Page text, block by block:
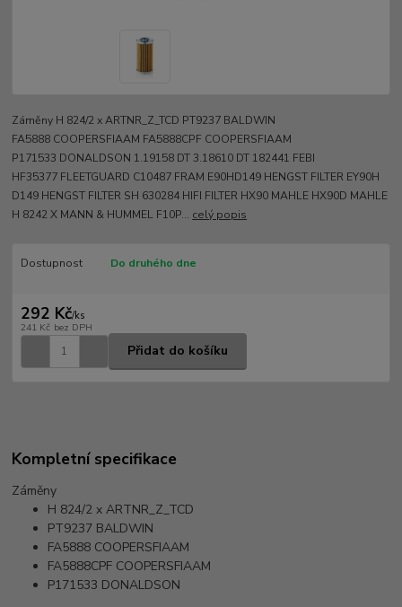
Záměny H 824/2 x ARTNR_Z_TCD PT9237 BALDWIN
FA5888 COOPERSFIAAM FA5888CPF COOPERSFIAAM
P171533 DONALDSON 1.19158 DT 3.18610 DT 182441 FEBI
HF35377 FLEETGUARD C10487 FRAM E90HD149 HENGST FILTER EY90H
D149 HENGST FILTER SH 630284 HIFI FILTER HX90 MAHLE HX90D MAHLE
H 8242 X MANN & HUMMEL F10P... celý popis
Dostupnost Do druhého dne
292 Kč/ks
241 Kč bez DPH
Přidat do košíku
Kompletní specifikace
Záměny
H 824/2 x ARTNR_Z_TCD
PT9237 BALDWIN
FA5888 COOPERSFIAAM
FA5888CPF COOPERSFIAAM
P171533 DONALDSON